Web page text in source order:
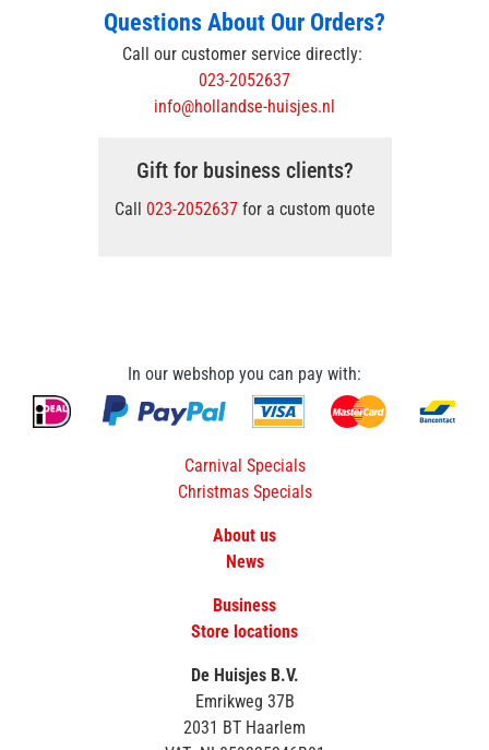
Questions About Our Orders?
Call our customer service directly:
023-2052637
info@hollandse-huisjes.nl
Gift for business clients?
Call 023-2052637for a custom quote
In our webshop you can pay with:
Carnival Specials
Christmas Specials
About us
News
Business
Store locations
De Huisjes B.V.
Emrikweg 37B
2031 BT Haarlem